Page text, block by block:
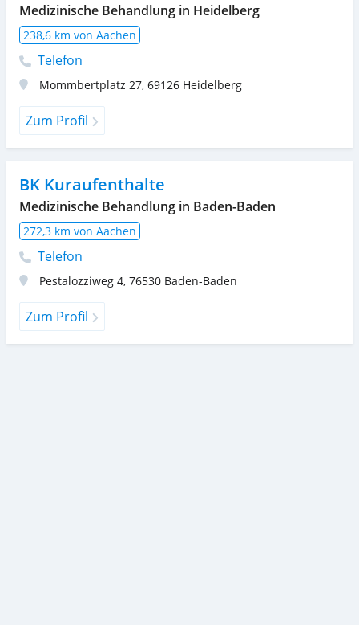
Medizinische Behandlung in Heidelberg
238,6 km von Aachen
Telefon
Mommbertplatz 27, 69126 Heidelberg
Zum Profil
BK Kuraufenthalte
Medizinische Behandlung in Baden-Baden
272,3 km von Aachen
Telefon
Pestalozziweg 4, 76530 Baden-Baden
Zum Profil